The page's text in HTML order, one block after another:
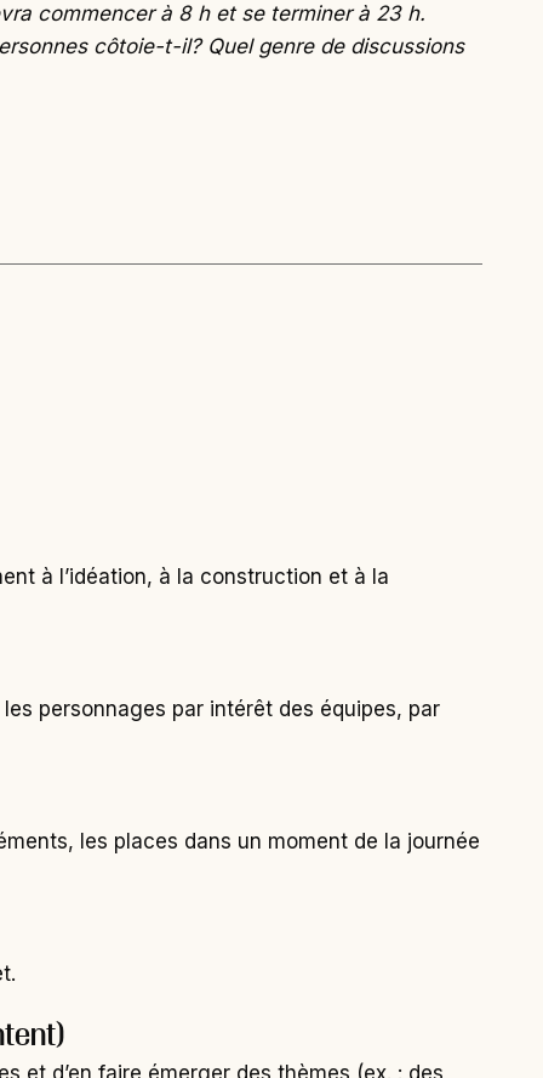
commencer à 8 h et se terminer à 23 h.
côtoie-t-il? Quel genre de discussions
à l’idéation, à la construction et à la
personnages par intérêt des équipes, par
les places dans un moment de la journée